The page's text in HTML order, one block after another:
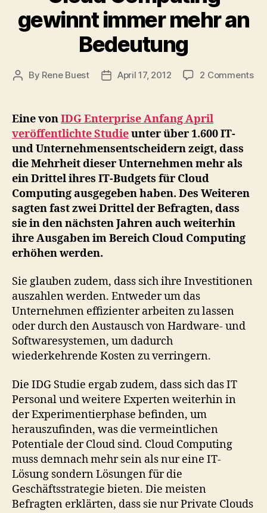
gewinnt immer mehr an
Bedeutung
Post
By Rene Buest
PostApril 17, 2012 2 Commentson
Eine vonIDG Enterprise Anfang April
veröffentlichte Studieunter über 1.600 IT-
und Unternehmensentscheidern zeigt, dass
die Mehrheit dieser Unternehmen mehr als
ein Drittel ihres IT-Budgets für Cloud
Computing ausgegeben haben. Des Weiteren
sagten fast zwei Drittel der Befragten, dass
sie in den nächsten Jahren auch weiterhin
ihre Ausgaben im Bereich Cloud Computing
erhöhen werden.
Sie glauben zudem, dass sich ihre Investitionen
auszahlen werden. Entweder um das
Unternehmen effizienter arbeiten zu lassen
oder durch den Austausch von Hardware- und
Softwaresystemen, um dadurch
wiederkehrende Kosten zu verringern.
Die IDG Studie ergab zudem, dass sich das IT
Personal und weitere Experten weiterhin in
der Experimentierphase befinden, um
herauszufinden, was die vermeintlichen
Potentiale der Cloud sind. Cloud Computing
muss demnach mehr sein als nur eine IT-
Lösung sondern Lösungen für die
Geschäftsstrategie bieten. Die meisten
Befragten erklärten, dass sie nur Private Clouds